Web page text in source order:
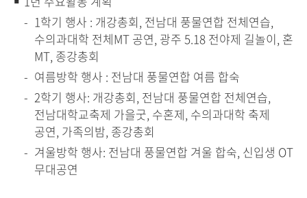
1학기 행사 : 개강총회, 전남대 풍물연합 전체연습,
수의과대학 전체MT 공연, 광주 5.18 전야제 길놀이, 혼
MT, 종강총회
여름방학 행사 : 전남대 풍물연합 여름 합숙
2학기 행사: 개강총회, 전남대 풍물연합 전체연습,
전남대학교축제 가을굿, 수혼제, 수의과대학 축제
공연, 가족의밤, 종강총회
겨울방학 행사: 전남대 풍물연합 겨울 합숙, 신입생 OT
무대공연